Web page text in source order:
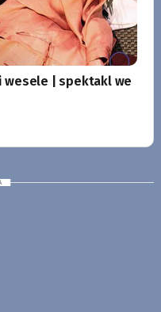
wesele | spektakl we